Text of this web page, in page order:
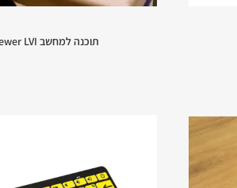
תוכנה למחשב PCViewer LVI